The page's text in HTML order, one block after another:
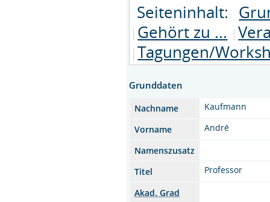
Seiteninhalt:
Gehört zu ...
Tagungen/
Grunddaten
Nachname
Kaufmann
Vorname
André
Namenszusatz
Titel
Professor
Akad. Grad